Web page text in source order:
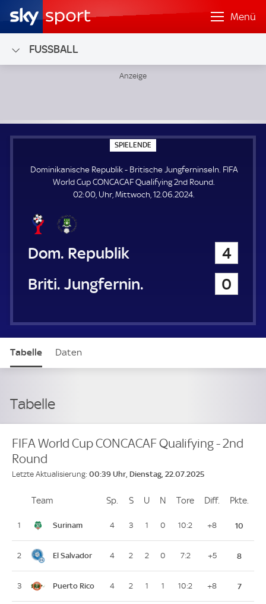
Menü
FUSSBALL
SPIELENDE
P
E
L
E
N
Dominikanische Republik - Britische Jungferninseln. FIFA
World Cup CONCACAF Qualifying 2nd Round.
02:00, Uhr, Mittwoch, 12.06.2024.
Dominikanische Republik
4
Britische Jungferninseln
0
Tabelle Daten
Tabelle
FIFA World Cup CONCACAF Qualifying - 2nd
Round
Letzte Aktualisierung: 00:39 Uhr, Dienstag, 22.07.2025
PlatzTeam Sp. Spiele
SSiege
U Unentschieden
N Niederlagen
Tore ToreDiff. Differenz
Pkte.
1 Surinam 4 3 1 0 10:2 +8 10
2 El Salvador 4 2 2 0 7:2 +5 8
3 Puerto Rico 4 2 1 1 10:2 +8 7